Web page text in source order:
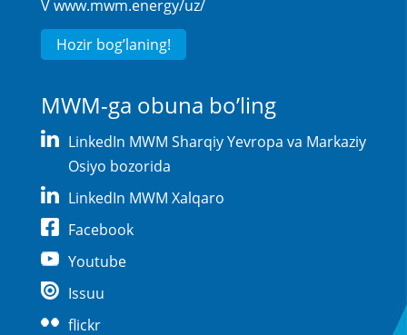
Vwww.mwm.energy/uz/
Hozir bog’laning!
MWM-ga obuna bo’ling
LinkedIn MWM Sharqiy Yevropa va Markaziy
Osiyo bozorida
LinkedIn MWM Xalqaro
Facebook
Youtube
Issuu
flickr